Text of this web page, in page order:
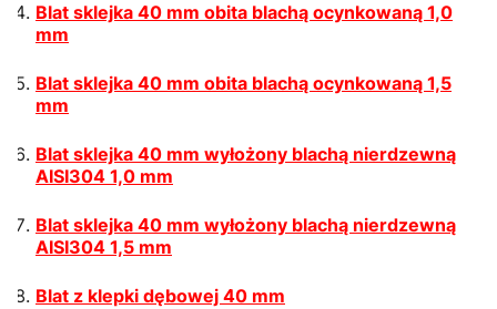
Blat sklejka 40 mm obita blachą ocynkowaną 1,0
mm
Blat sklejka 40 mm obita blachą ocynkowaną 1,5
mm
Blat sklejka 40 mm wyłożony blachą nierdzewną
AISI304 1,0 mm
Blat sklejka 40 mm wyłożony blachą nierdzewną
AISI304 1,5 mm
Blat z klepki dębowej 40 mm